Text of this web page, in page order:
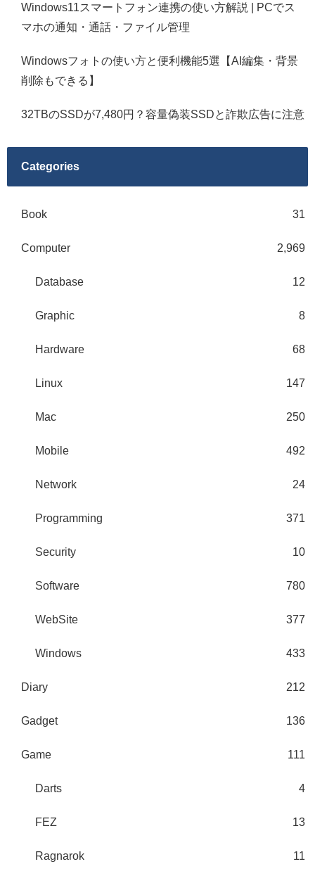
Windows11スマートフォン連携の使い方解説 | PCでス
マホの通知・通話・ファイル管理
Windowsフォトの使い方と便利機能5選【AI編集・背景
削除もできる】
32TBのSSDが7,480円？容量偽装SSDと詐欺広告に注意
Categories
Book 31
Computer 2,969
Database 12
Graphic 8
Hardware 68
Linux 147
Mac 250
Mobile 492
Network 24
Programming 371
Security 10
Software 780
WebSite 377
Windows 433
Diary 212
Gadget 136
Game 111
Darts 4
FEZ 13
Ragnarok 11